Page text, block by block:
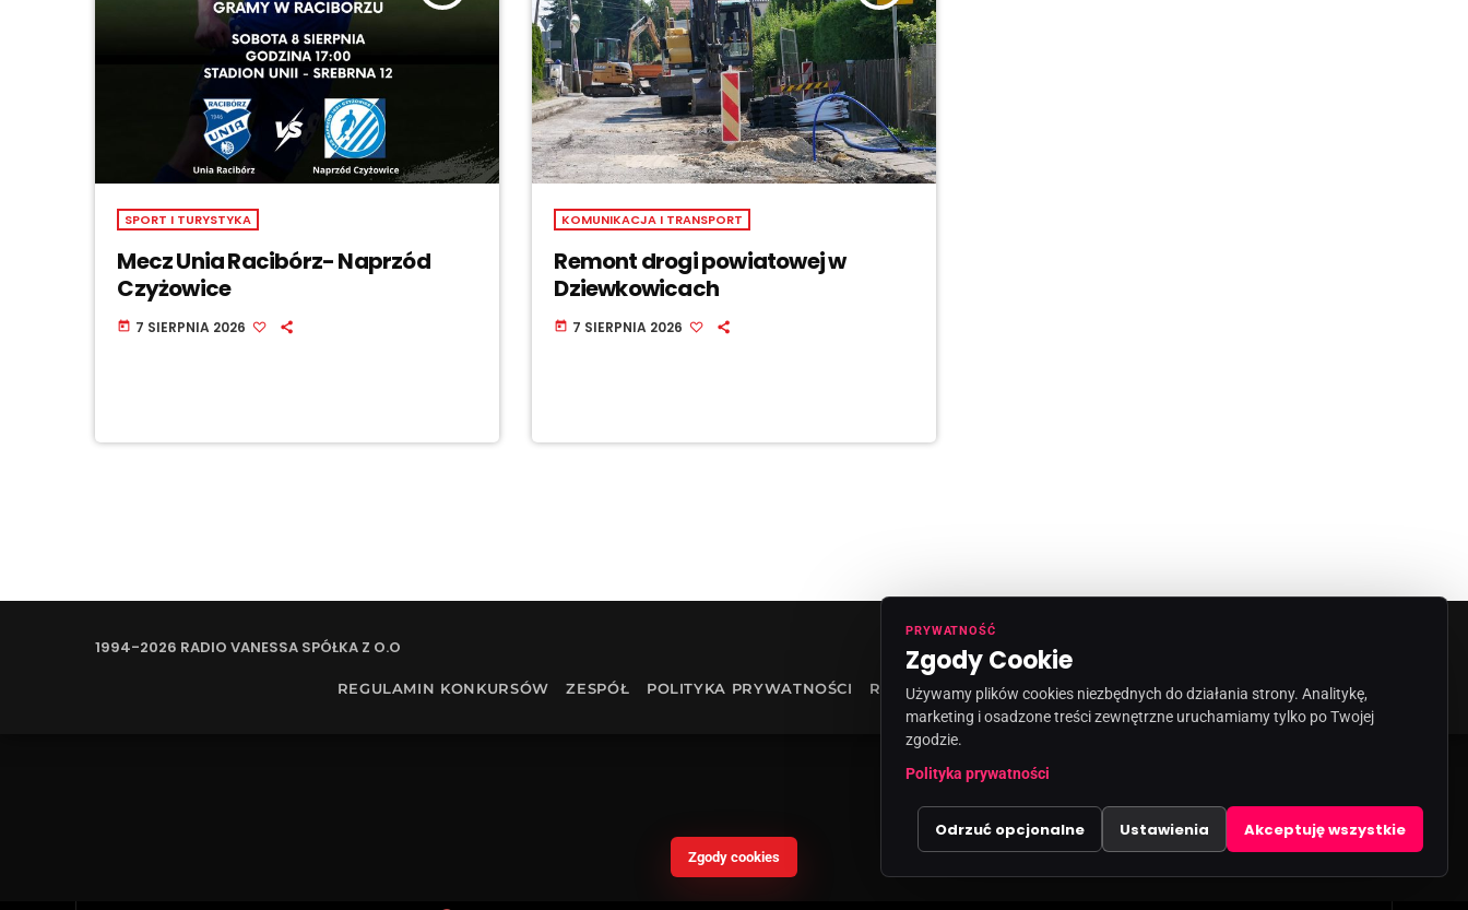
SPORT I TURYSTYKA
Mecz Unia Racibórz- Naprzód
Czyżowice
today 7 SIERPNIA 2026
KOMUNIKACJA I TRANSPORT
Remont drogi powiatowej w
Dziewkowicach
today 7 SIERPNIA 2026
1994-2026 RADIO VANESSA SPÓŁKA Z O.O
REGULAMIN KONKURSÓW ZESPÓŁ POLITYKA PRYWATNOŚCI RODO INFORMACJA O NADAWCY KONTAKT
PRYWATNOŚĆ
Zgody Cookie
Używamy plików cookies niezbędnych do działania strony. Analitykę,
marketing i osadzone treści zewnętrzne uruchamiamy tylko po Twojej
zgodzie.
Polityka prywatności
Odrzuć opcjonalne Ustawienia Akceptuję wszystkie
Zgody cookies